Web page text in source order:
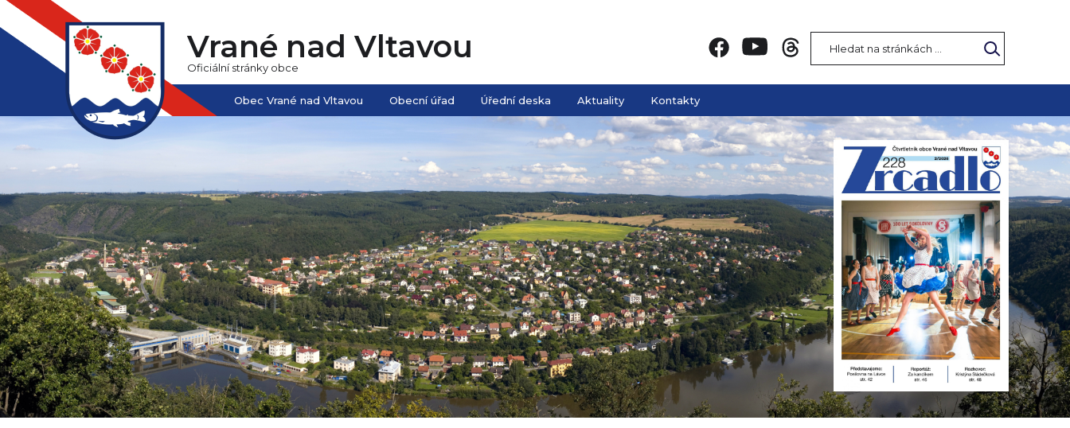
Vrané nad Vltavou
Oficiální stránky obce
Obec Vrané nad Vltavou Obecní úřad Úřední deska Aktuality Kontakty